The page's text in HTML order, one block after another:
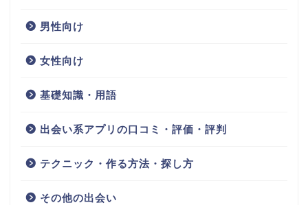
男性向け
女性向け
基礎知識・用語
出会い系アプリの口コミ・評価・評判
テクニック・作る方法・探し方
その他の出会い